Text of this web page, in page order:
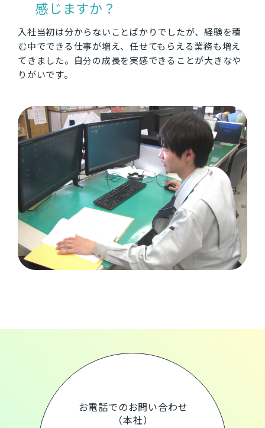
感じますか？
入社当初は分からないことばかりでしたが、経験を積
む中でできる仕事が増え、任せてもらえる業務も増え
てきました。自分の成長を実感できることが大きなや
りがいです。
お電話でのお問い合わせ
（本社）